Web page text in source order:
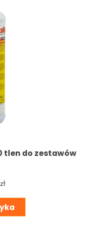
tlen do zestawów